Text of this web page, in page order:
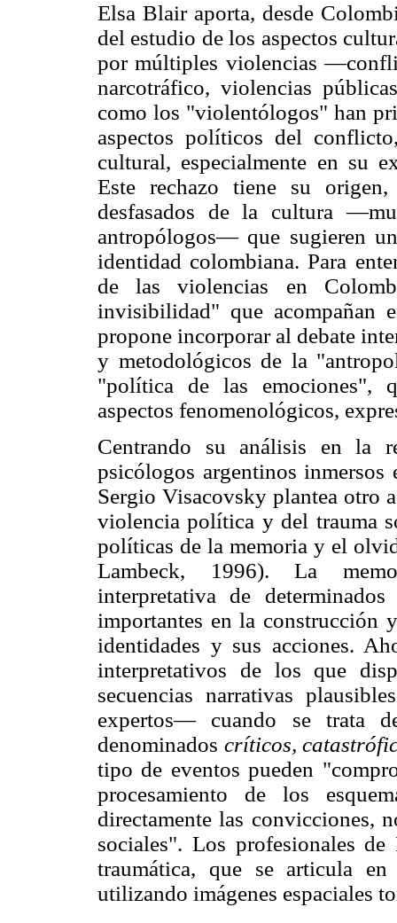
Elsa Blair aporta, desde
del estudio de los aspectos
por múltiples violencias
narcotráfico, violencias
como los "violentólogos" han
aspectos políticos del
cultural, especialmente en su
Este rechazo tiene su
desfasados de la cultura
antropólogos— que sugieren
identidad colombiana. Para
de las violencias en
invisibilidad" que acompañan
propone incorporar al debate
y metodológicos de la
"política de las emociones",
aspectos fenomenológicos,
Centrando su análisis en la
psicólogos argentinos
Sergio Visacovsky plantea otro
violencia política y del trauma
políticas de la memoria y el
Lambeck, 1996). La
interpretativa de
importantes en la construcción
identidades y sus acciones.
interpretativos de los que
secuencias narrativas
expertos— cuando se trata
denominados críticos,
tipo de eventos pueden
procesamiento de los
directamente las convicciones,
sociales". Los profesionales
traumática, que se articula
utilizando imágenes espaciales